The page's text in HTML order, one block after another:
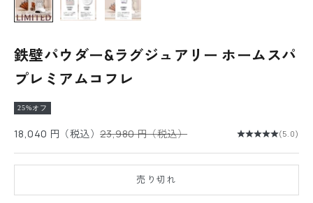
鉄壁パウダー&ラグジュアリー ホームスパ
プレミアムコフレ
25%オフ
セール価格
18,040 円（税込）通常価格
23,980 円（税込） (5.0)
売り切れ